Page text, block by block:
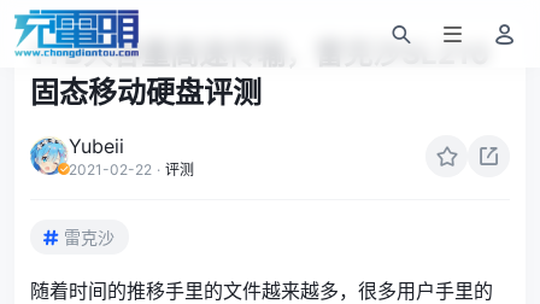
1TB大容量高速传输，雷克沙SL210
固态移动硬盘评测
Yubeii
2021-02-22 · 评测
雷克沙
随着时间的推移手里的文件越来越多，很多用户手里的